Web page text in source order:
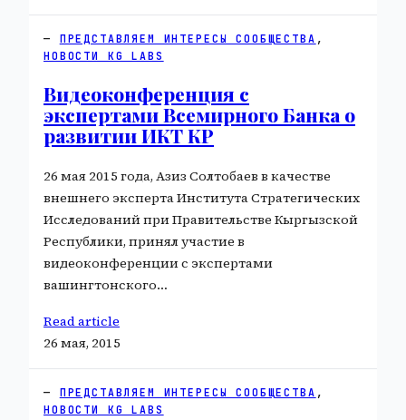
ПРЕДСТАВЛЯЕМ ИНТЕРЕСЫ СООБЩЕСТВА
НОВОСТИ KG LABS
Видеоконференция с
экспертами Всемирного Банка о
развитии ИКТ КР
26 мая 2015 года, Азиз Солтобаев в качестве
внешнего эксперта Института Стратегических
Исследований при Правительстве Кыргызской
Республики, принял участие в
видеоконференции с экспертами
вашингтонского…
Read article
26 мая, 2015
ПРЕДСТАВЛЯЕМ ИНТЕРЕСЫ СООБЩЕСТВА
НОВОСТИ KG LABS